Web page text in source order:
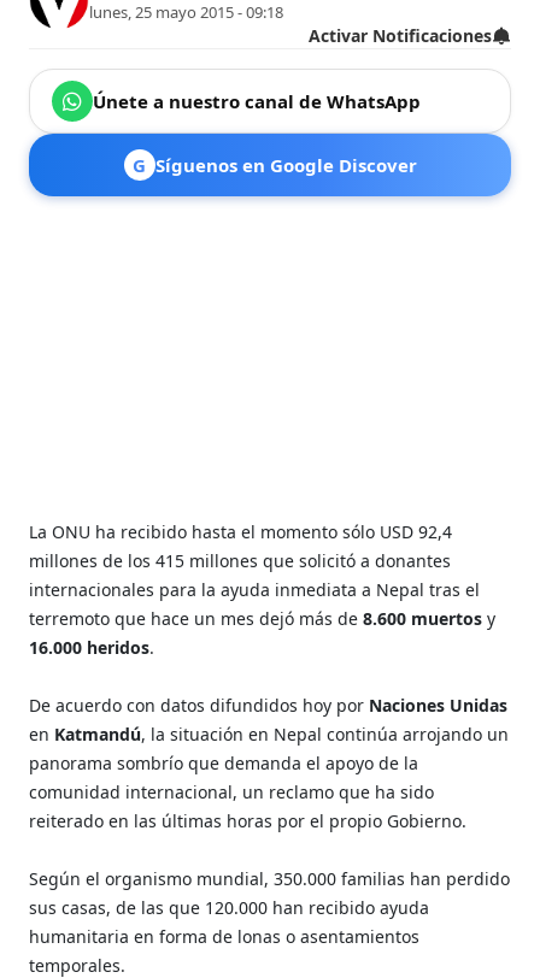
lunes, 25 mayo 2015 - 09:18
Activar Notificaciones
Únete a nuestro canal de WhatsApp
G Síguenos en Google Discover
La ONU ha recibido hasta el momento sólo USD 92,4
millones de los 415 millones que solicitó a donantes
internacionales para la ayuda inmediata a Nepal tras el
terremoto que hace un mes dejó más de8.600 muertosy
16.000 heridos.
De acuerdo con datos difundidos hoy por Naciones Unidas
en Katmandú, la situación en Nepal continúa arrojando un
panorama sombrío que demanda el apoyo de la
comunidad internacional, un reclamo que ha sido
reiterado en las últimas horas por el propio Gobierno.
Según el organismo mundial, 350.000 familias han perdido
sus casas, de las que 120.000 han recibido ayuda
humanitaria en forma de lonas o asentamientos
temporales.